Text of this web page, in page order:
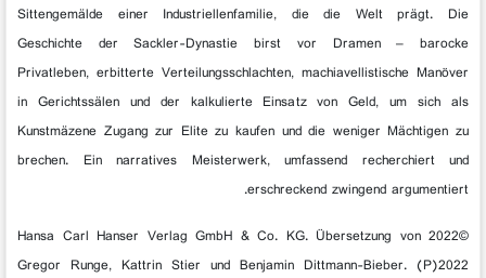
Sittengemälde einer Industriellenfamilie, die die Welt prägt. Die
Geschichte der Sackler-Dynastie birst vor Dramen – barocke
Privatleben, erbitterte Verteilungsschlachten, machiavellistische Manöver
in Gerichtssälen und der kalkulierte Einsatz von Geld, um sich als
Kunstmäzene Zugang zur Elite zu kaufen und die weniger Mächtigen zu
brechen. Ein narratives Meisterwerk, umfassend recherchiert und
erschreckend zwingend argumentiert.
©2022 Hansa Carl Hanser Verlag GmbH & Co. KG. Übersetzung von
Gregor Runge, Kattrin Stier und Benjamin Dittmann-Bieber. (P)2022